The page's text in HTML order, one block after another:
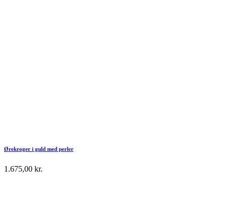
Ørekroger i guld med perler
1.675,00 kr.